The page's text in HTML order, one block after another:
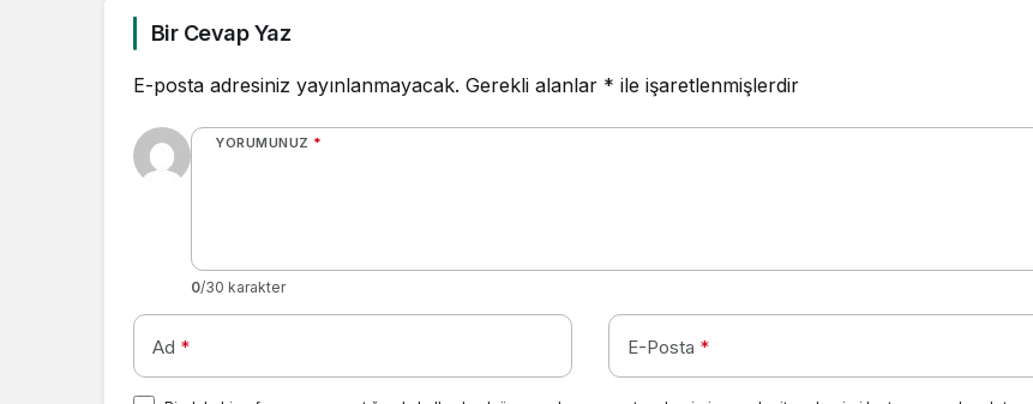
Bir Cevap Yaz
E-posta adresiniz yayınlanmayacak. Gerekli alanlar * ile işaretlenmişlerdir
YORUMUNUZ *
0/30 karakter
Ad * E-Posta *